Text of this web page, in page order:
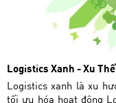
Logistics Xanh - Xu
Logistics xanh là xu
tối ưu hóa hoạt động